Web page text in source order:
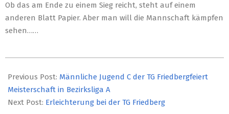
Ob das am Ende zu einem Sieg reicht, steht auf einem
anderen Blatt Papier. Aber man will die Mannschaft kämpfen
sehen……
03-
22
Previous Post: Männliche Jugend C der TG Friedbergfeiert
Meisterschaft in Bezirksliga A
Next Post: Erleichterung bei der TG Friedberg